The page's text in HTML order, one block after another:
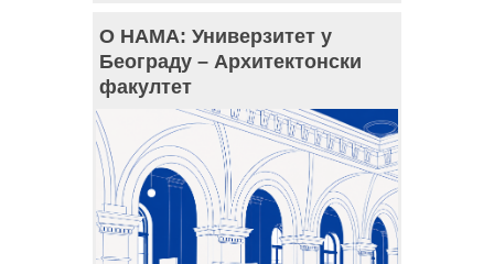
О НАМА: Универзитет у
Београду – Архитектонски
факултет